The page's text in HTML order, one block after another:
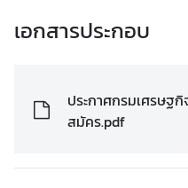
ง
ะ
เ
เอกสารประกอบ
ประกาศกรมเศรษฐกิ
สมัคร.pdf